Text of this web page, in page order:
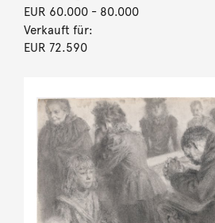
EUR 60.000- 80.000
Verkauft für:
EUR 72.590